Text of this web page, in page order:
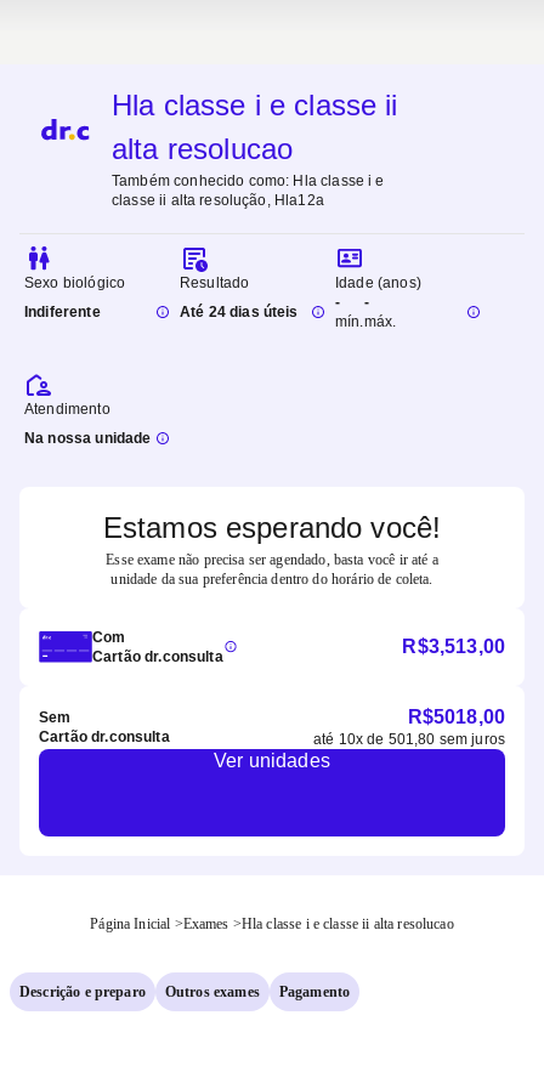
Hla classe i e classe ii
alta resolucao
Também conhecido como: Hla classe i e
classe ii alta resolução, Hla12a
Sexo biológico
Indiferente
Resultado
Até 24 dias úteis
Idade (anos)
-
mín.
-
máx.
Atendimento
Na nossa unidade
Estamos esperando você!
Esse exame não precisa ser agendado, basta você ir até a
unidade da sua preferência dentro do horário de coleta.
Com
Cartão dr.consulta
R$3,513,00
Sem
Cartão dr.consulta
R$5018,00
até 10x de 501,80 sem juros
Ver unidades
Página Inicial >Exames >Hla classe i e classe ii alta resolucao
Descrição e preparo Outros exames Pagamento